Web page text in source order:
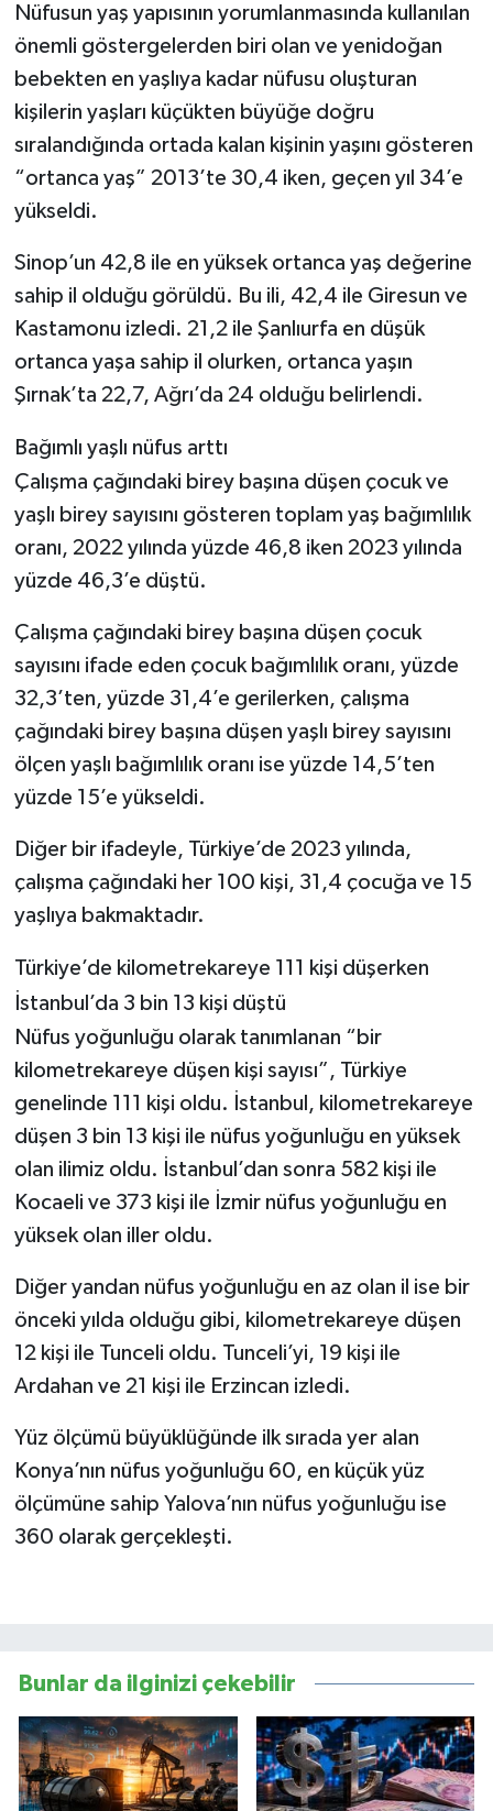
Nüfusun yaş yapısının yorumlanmasında kullanılan
önemli göstergelerden biri olan ve yenidoğan
bebekten en yaşlıya kadar nüfusu oluşturan
kişilerin yaşları küçükten büyüğe doğru
sıralandığında ortada kalan kişinin yaşını gösteren
“ortanca yaş” 2013’te 30,4 iken, geçen yıl 34’e
yükseldi.
Sinop’un 42,8 ile en yüksek ortanca yaş değerine
sahip il olduğu görüldü. Bu ili, 42,4 ile Giresun ve
Kastamonu izledi. 21,2 ile Şanlıurfa en düşük
ortanca yaşa sahip il olurken, ortanca yaşın
Şırnak’ta 22,7, Ağrı’da 24 olduğu belirlendi.
Bağımlı yaşlı nüfus arttı
Çalışma çağındaki birey başına düşen çocuk ve
yaşlı birey sayısını gösteren toplam yaş bağımlılık
oranı, 2022 yılında yüzde 46,8 iken 2023 yılında
yüzde 46,3’e düştü.
Çalışma çağındaki birey başına düşen çocuk
sayısını ifade eden çocuk bağımlılık oranı, yüzde
32,3’ten, yüzde 31,4’e gerilerken, çalışma
çağındaki birey başına düşen yaşlı birey sayısını
ölçen yaşlı bağımlılık oranı ise yüzde 14,5’ten
yüzde 15’e yükseldi.
Diğer bir ifadeyle, Türkiye’de 2023 yılında,
çalışma çağındaki her 100 kişi, 31,4 çocuğa ve 15
yaşlıya bakmaktadır.
Türkiye’de kilometrekareye 111 kişi düşerken
İstanbul’da 3 bin 13 kişi düştü
Nüfus yoğunluğu olarak tanımlanan “bir
kilometrekareye düşen kişi sayısı”, Türkiye
genelinde 111 kişi oldu. İstanbul, kilometrekareye
düşen 3 bin 13 kişi ile nüfus yoğunluğu en yüksek
olan ilimiz oldu. İstanbul’dan sonra 582 kişi ile
Kocaeli ve 373 kişi ile İzmir nüfus yoğunluğu en
yüksek olan iller oldu.
Diğer yandan nüfus yoğunluğu en az olan il ise bir
önceki yılda olduğu gibi, kilometrekareye düşen
12 kişi ile Tunceli oldu. Tunceli’yi, 19 kişi ile
Ardahan ve 21 kişi ile Erzincan izledi.
Yüz ölçümü büyüklüğünde ilk sırada yer alan
Konya’nın nüfus yoğunluğu 60, en küçük yüz
ölçümüne sahip Yalova’nın nüfus yoğunluğu ise
360 olarak gerçekleşti.
Bunlar da ilginizi çekebilir